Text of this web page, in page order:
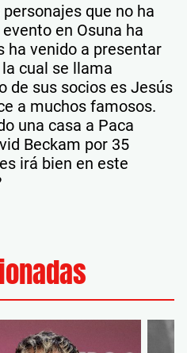
que no ha
en Osuna ha
ha venido a presentar
cual se llama
de sus socios es Jesús
a muchos famosos.
una casa a Paca
Beckam por 35
irá bien en este